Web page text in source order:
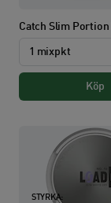
Catch Slim Portion
1 mixpkt
Köp
STYRKA: